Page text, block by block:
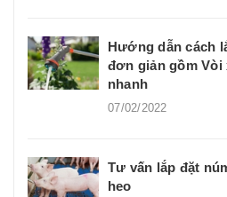
Hướng dẫn cách
đơn giản gồm Vòi
nhanh
07/02/2022
Tư vấn lắp đặt
heo